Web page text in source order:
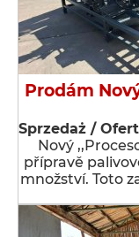
Prodám
Sprzedaż /
Nový
přípravě
množství. Toto